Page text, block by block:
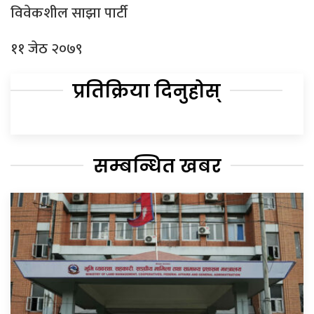
विवेकशील साझा पार्टी
११ जेठ २०७९
प्रतिक्रिया दिनुहोस्
सम्बन्धित खबर